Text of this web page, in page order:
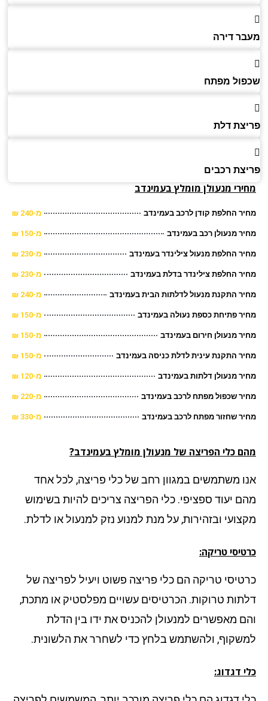
דירה
מפתח
דלת
רכבים
מנעולן מומלץ בעמינדב
החלפת קודן לרכב בעמינדב מ-240 ₪
מנעולן רכב בעמינדב מ-150 ₪
החלפת מנעול צילינדר בעמינדב מ-230 ₪
החלפת צילינדר בדלת בעמינדב מ-230 ₪
התקנת מנעול לדלתות הבית בעמינדב מ-240 ₪
פתיחת כספת נעולה בעמינדב מ-150 ₪
מנעולן חירום בעמינדב מ-150 ₪
התקנת עינית לדלת כניסה בעמינדב מ-150 ₪
מנעולן דלתות בעמינדב מ-120 ₪
שכפול מפתח לרכב בעמינדב מ-220 ₪
שחזור מפתח לרכב בעמינדב מ-330 ₪
כלי הפריצה של מנעולן מומלץ בעמינדב?
משתמשים במגוון רחב של כלי פריצה, לכל אחד
יעוד ספציפי. כלי הפריצה צריכים להיות בשימוש
ובזהירות, על מנת למנוע נזק למנעול או לדלת.
טריקה:
טריקה הם כלי פריצה פשוט ויעיל לפריצה של
טרוקות. הכרטיסים עשויים מפלסטיק או מתכת,
מאפשרים למנעולן להכניס את ידו בין הדלת
ולהשתמש בלחץ כדי לשחרר את הלשונית.
דגדוג: